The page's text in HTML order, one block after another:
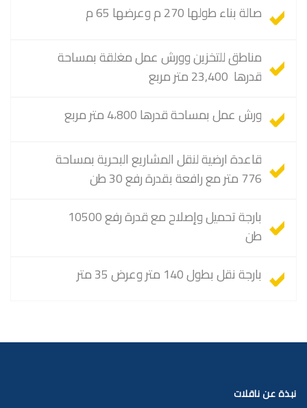
صالة بناء طولها 270 م وعرضها 65 م
مناطق للتخزين وورش عمل مغلقة بمساحة
قدرها 23,400 متر مربع
ورش عمل بمساحة قدرها 4،800 متر مربع
قاعدة ارضية لنقل المشاريع البحرية بمساحة
776 متر مع رافعة بقدرة رفع 30 طن
بارجة تحميل وإصلاح مع قدرة رفع 10500
طن
بارجة نقل بطول 140 متر وعرض 35 متر
نبذة عن ناقلات